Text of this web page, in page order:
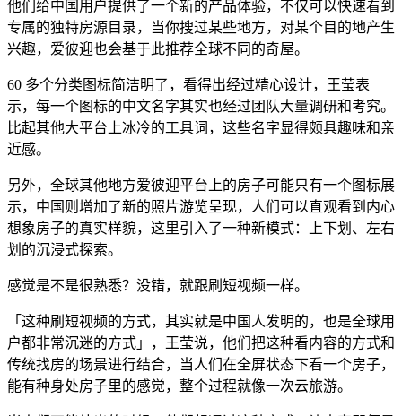
他们给中国用户提供了一个新的产品体验，不仅可以快速看到
专属的独特房源目录，当你搜过某些地方，对某个目的地产生
兴趣，爱彼迎也会基于此推荐全球不同的奇屋。
60 多个分类图标简洁明了，看得出经过精心设计，王莹表
示，每一个图标的中文名字其实也经过团队大量调研和考究。
比起其他大平台上冰冷的工具词，这些名字显得颇具趣味和亲
近感。
另外，全球其他地方爱彼迎平台上的房子可能只有一个图标展
示，中国则增加了新的照片游览呈现，人们可以直观看到内心
想象房子的真实样貌，这里引入了一种新模式：上下划、左右
划的沉浸式探索。
感觉是不是很熟悉？没错，就跟刷短视频一样。
「这种刷短视频的方式，其实就是中国人发明的，也是全球用
户都非常沉迷的方式」，王莹说，他们把这种看内容的方式和
传统找房的场景进行结合，当人们在全屏状态下看一个房子，
能有种身处房子里的感觉，整个过程就像一次云旅游。